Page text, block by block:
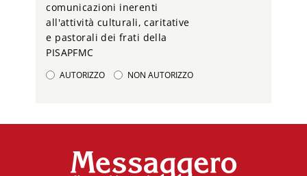
comunicazioni inerenti
all'attività culturali, caritative
e pastorali dei frati della
PISAPFMC
AUTORIZZO NON AUTORIZZO